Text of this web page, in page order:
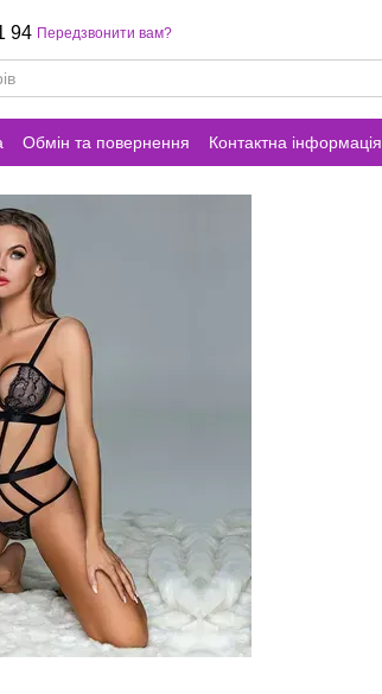
94 Передзвонити вам?
Обмін та повернення Контактна інформація